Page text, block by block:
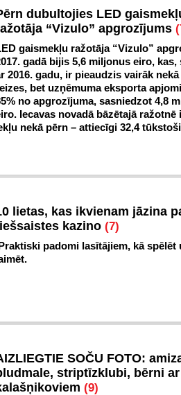
dubultojies LED
“Vizulo” apgrozījums
gaismekļu ražotāja “Vizulo”
gadā bijis 5,6 miljonus eiro,
2016. gadu, ir pieaudzis vairāk
bet uzņēmuma eksporta
no apgrozījuma, sasniedzot 4,8
Iecavas novadā bāzētajā ražotnē
nekā pērn – attiecīgi 32,4
lietas, kas ikvienam jāzina
kazino (7)
padomi lasītājiem, kā spēlēt
SOČU FOTO:
striptīzklubi, bērni ar
(9)